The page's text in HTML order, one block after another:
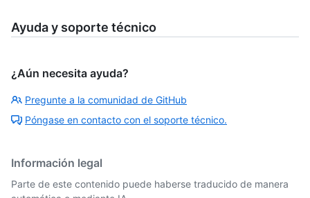
Ayuda y soporte técnico
¿Aún necesita ayuda?
Pregunte a la comunidad de GitHub
Póngase en contacto con el soporte técnico.
Información legal
Parte de este contenido puede haberse traducido de manera